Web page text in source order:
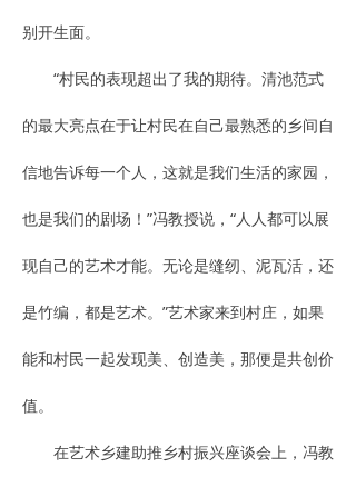
别开生面。
“村民的表现超出了我的期待。清池范式
的最大亮点在于让村民在自己最熟悉的乡间自
信地告诉每一个人，这就是我们生活的家园，
也是我们的剧场！”冯教授说，“人人都可以展
现自己的艺术才能。无论是缝纫、泥瓦活，还
是竹编，都是艺术。”艺术家来到村庄，如果
能和村民一起发现美、创造美，那便是共创价
值。
在艺术乡建助推乡村振兴座谈会上，冯教